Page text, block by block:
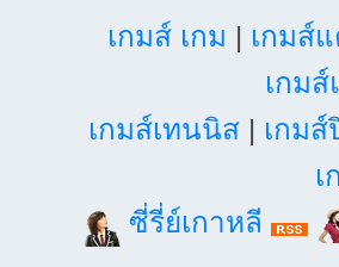
เกมส์ เกม | เกมส์
เกม
เกมส์เทนนิส| เกมส์
ซี่รี่ย์เกาหลี